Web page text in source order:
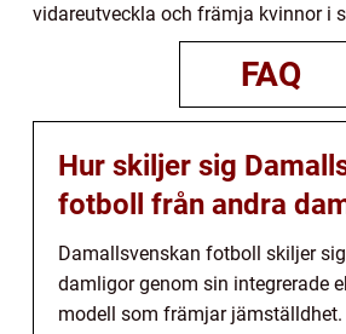
vidareutveckla och främja kvinnor i
FAQ
Hur skiljer sig
fotboll från andra
Damallsvenskan fotboll skiljer
damligor genom sin integrerade
modell som främjar jämställdhet.